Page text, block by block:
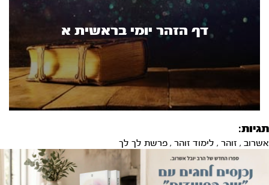
דף הזהר יומי בראשית א
תגיות:
אשרוב , זוהר , לימוד זוהר , פרשת לך לך